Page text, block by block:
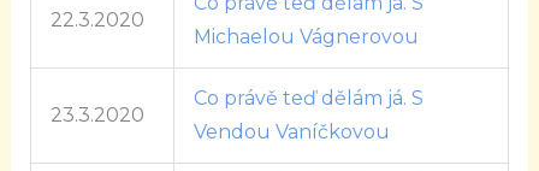
22.3.2020
Michaelou Vágnerovou
23.3.2020
Co právě teď dělám já. S
Vendou Vaníčkovou